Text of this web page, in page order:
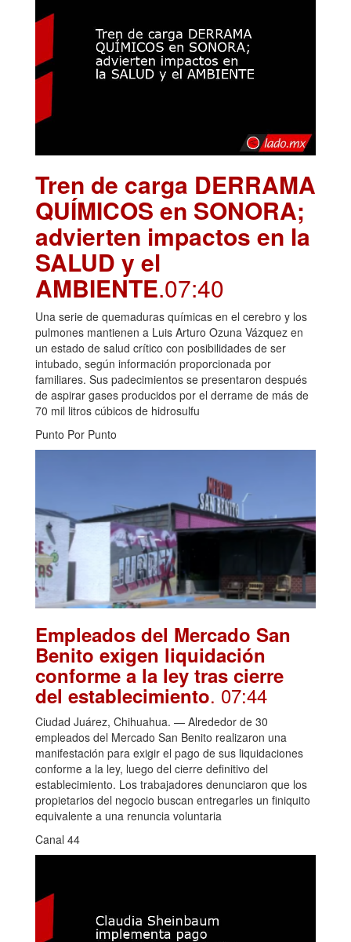
Tren de carga DERRAMA
QUÍMICOS en SONORA;
advierten impactos en la
SALUD y el
AMBIENTE.07:40
Una serie de quemaduras químicas en el cerebro y los
pulmones mantienen a Luis Arturo Ozuna Vázquez en
un estado de salud crítico con posibilidades de ser
intubado, según información proporcionada por
familiares. Sus padecimientos se presentaron después
de aspirar gases producidos por el derrame de más de
70 mil litros cúbicos de hidrosulfu
Punto Por Punto
Empleados del Mercado San
Benito exigen liquidación
conforme a la ley tras cierre
del establecimiento. 07:44
Ciudad Juárez, Chihuahua. — Alrededor de 30
empleados del Mercado San Benito realizaron una
manifestación para exigir el pago de sus liquidaciones
conforme a la ley, luego del cierre definitivo del
establecimiento. Los trabajadores denunciaron que los
propietarios del negocio buscan entregarles un finiquito
equivalente a una renuncia voluntaria
Canal 44